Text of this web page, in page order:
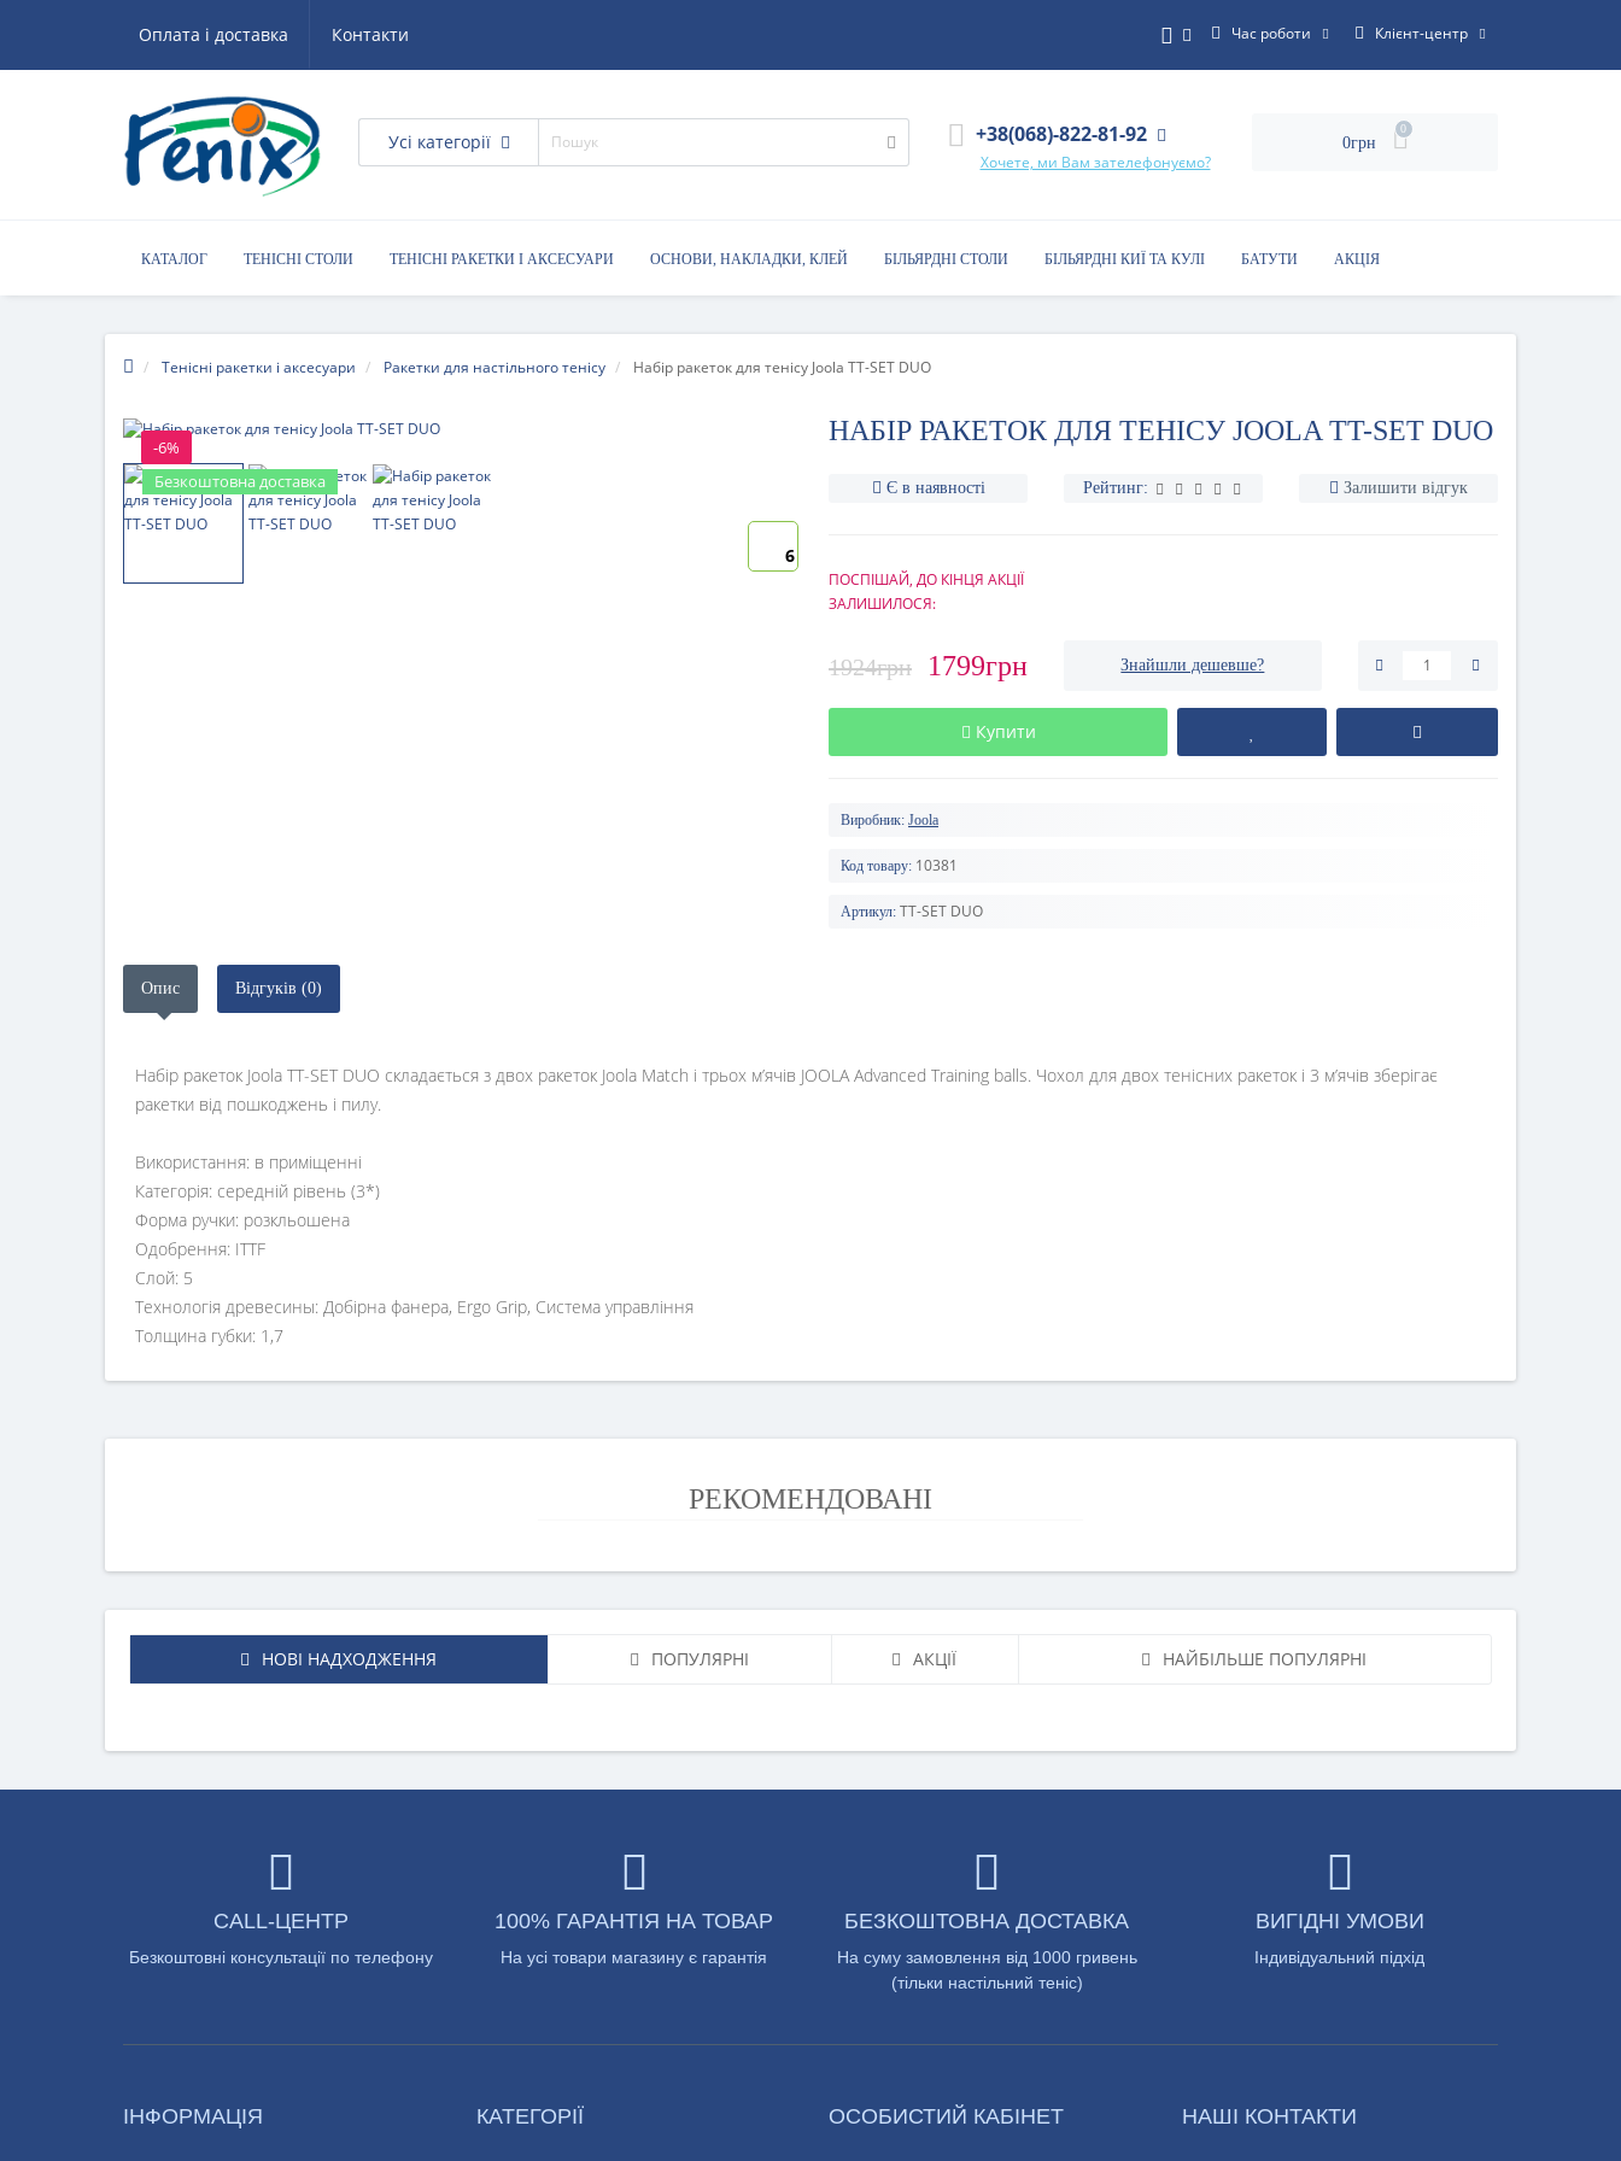
Оплата і доставка Контакти Час роботи Клієнт-центр
Усі категорії +38(068)-822-81-92
Хочете, ми Вам зателефонуємо?
0грн
0
КАТАЛОГ ТЕНІСНІ СТОЛИ ТЕНІСНІ РАКЕТКИ І АКСЕСУАРИ ОСНОВИ, НАКЛАДКИ, КЛЕЙ БІЛЬЯРДНІ СТОЛИ БІЛЬЯРДНІ КИЇ ТА КУЛІ БАТУТИ АКЦІЯ
КОРИСНІ ПОРАДИ
Тенісні ракетки і аксесуари Ракетки для настільного тенісу Набір ракеток для тенісу Joola TT-SET DUO
-6%
Безкоштовна доставка
6
НАБІР РАКЕТОК ДЛЯ ТЕНІСУ JOOLA TT-SET DUO
Є в наявності Рейтинг: Залишити відгук
ПОСПІШАЙ, ДО КІНЦЯ АКЦІЇ
ЗАЛИШИЛОСЯ:
1924грн 1799грн Знайшли дешевше?
Купити
Виробник: Joola
Код товару: 10381
Артикул: TT-SET DUO
Опис Відгуків (0)
Набір ракеток Joola TT-SET DUO складається з двох ракеток Joola Match і трьох м’ячів JOOLA Advanced Training balls. Чохол для двох тенісних ракеток і 3 м’ячів зберігає
ракетки від пошкоджень і пилу.
Використання: в приміщенні
Категорія: середній рівень (3*)
Форма ручки: розкльошена
Одобрення: ITTF
Слой: 5
Технологія древесины: Добірна фанера, Ergo Grip, Система управління
Толщина губки: 1,7
РЕКОМЕНДОВАНІ
НОВІ НАДХОДЖЕННЯ ПОПУЛЯРНІ АКЦІЇ НАЙБІЛЬШЕ ПОПУЛЯРНІ
CALL-ЦЕНТР
Безкоштовні консультації по телефону
100% ГАРАНТІЯ НА ТОВАР
На усі товари магазину є гарантія
БЕЗКОШТОВНА ДОСТАВКА
На суму замовлення від 1000 гривень
(тільки настільний теніс)
ВИГІДНІ УМОВИ
Індивідуальний підхід
ІНФОРМАЦІЯ КАТЕГОРІЇ ОСОБИСТИЙ КАБІНЕТ НАШІ КОНТАКТИ